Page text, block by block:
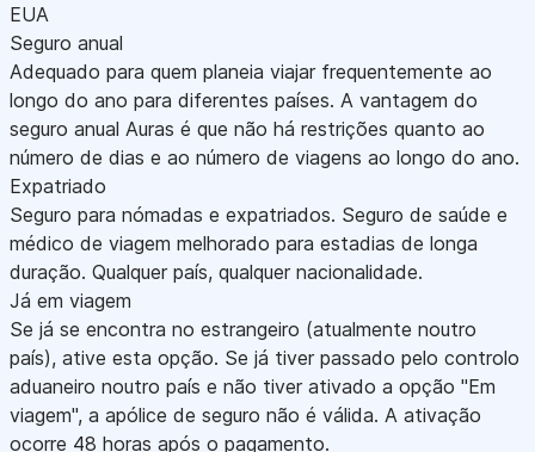
EUA
Seguro anual
Adequado para quem planeia viajar frequentemente ao
longo do ano para diferentes países. A vantagem do
seguro anual Auras é que não há restrições quanto ao
número de dias e ao número de viagens ao longo do ano.
Expatriado
Seguro para nómadas e expatriados. Seguro de saúde e
médico de viagem melhorado para estadias de longa
duração. Qualquer país, qualquer nacionalidade.
Já em viagem
Se já se encontra no estrangeiro (atualmente noutro
país), ative esta opção. Se já tiver passado pelo controlo
aduaneiro noutro país e não tiver ativado a opção "Em
viagem", a apólice de seguro não é válida. A ativação
ocorre 48 horas após o pagamento.